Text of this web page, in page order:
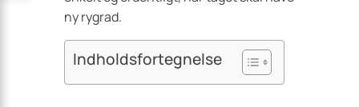
ny rygrad.
Indholdsfortegnelse